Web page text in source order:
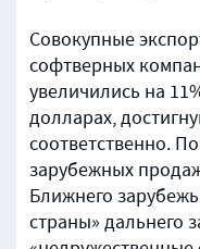
Совокупные
софтверных
увеличились на
долларах,
соответственно.
зарубежных
Ближнего
страны» дальнего